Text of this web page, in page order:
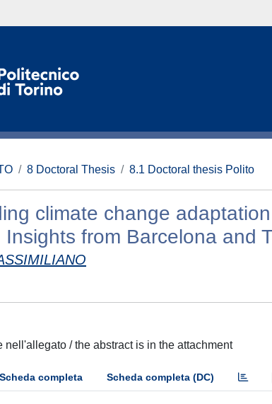
8 Doctoral Thesis 8.1 Doctoral thesis Polito
climate change
from Barcelona and
nell'allegato / the abstract is in the attachment
Scheda completa Scheda completa (DC)